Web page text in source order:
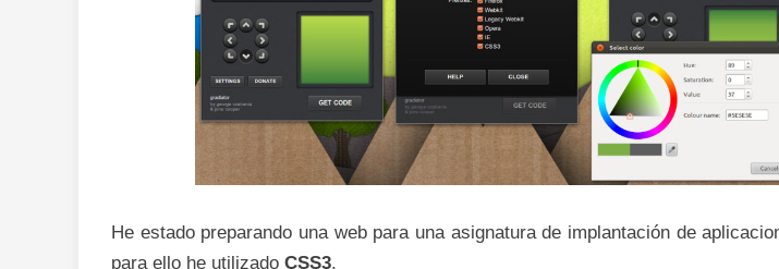
He estado preparando una web para una asignatura de implantación de
para ello he utilizado CSS3.